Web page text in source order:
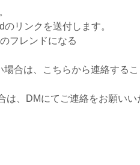
リンクを送付します。
フレンドになる
合は、こちらから連絡する
、DMにてご連絡をお願いい